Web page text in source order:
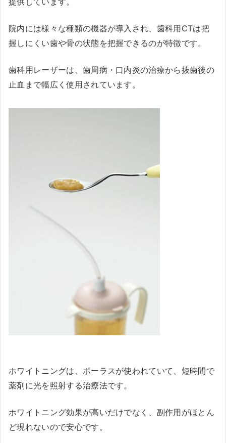
院内には様々な種類の機器が導入され、歯科用CTは把
握しにくい歯や骨の状態を把握できるのが特徴です。
歯科用レーザーは、歯周病・口内炎の治療から抜歯後の
止血まで幅広く使用されています。
ホワイトニングは、ポーラスが使われていて、短時間で
薬剤に光を照射する治療法です。
ホワイトニング効果が高いだけでなく、副作用がほとん
ど現れないので安心です。